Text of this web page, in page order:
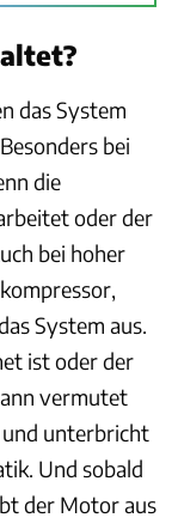
das System
bei
die
oder der
bei hoher
System aus.
ist oder der
vermutet
und unterbricht
Und sobald
der Motor aus